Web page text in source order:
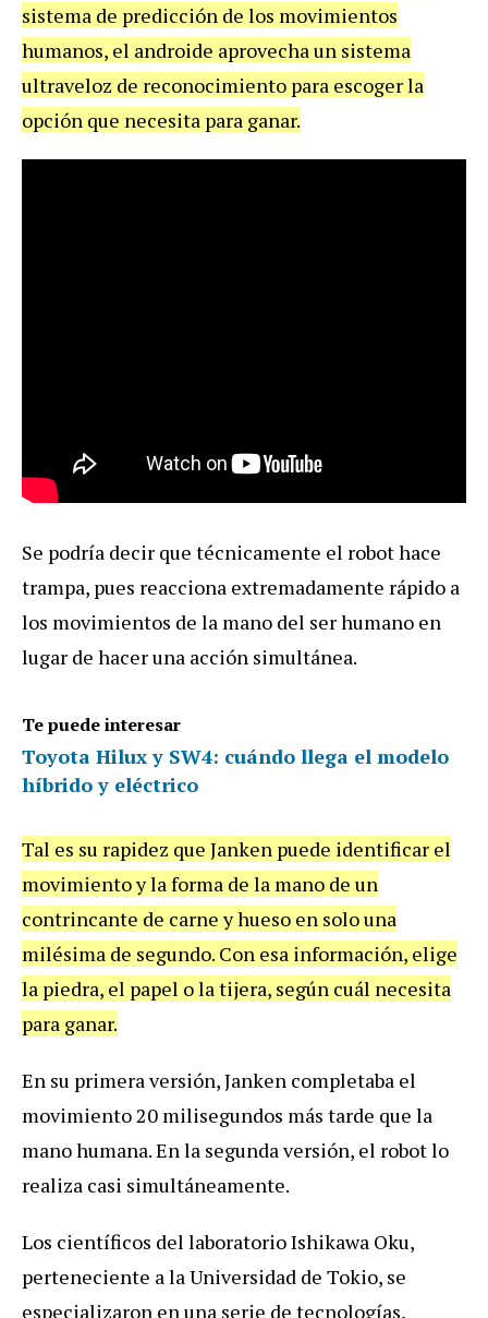
sistema de predicción de los movimientos
humanos, el androide aprovecha un sistema
ultraveloz de reconocimiento para escoger la
opción que necesita para ganar.
Se podría decir que técnicamente el robot hace
trampa, pues reacciona extremadamente rápido a
los movimientos de la mano del ser humano en
lugar de hacer una acción simultánea.
Te puede interesar
Toyota Hilux y SW4: cuándo llega el modelo
híbrido y eléctrico
Tal es su rapidez que Janken puede identificar el
movimiento y la forma de la mano de un
contrincante de carne y hueso en solo una
milésima de segundo. Con esa información, elige
la piedra, el papel o la tijera, según cuál necesita
para ganar.
En su primera versión, Janken completaba el
movimiento 20 milisegundos más tarde que la
mano humana. En la segunda versión, el robot lo
realiza casi simultáneamente.
Los científicos del laboratorio Ishikawa Oku,
perteneciente a la Universidad de Tokio, se
especializaron en una serie de tecnologías,